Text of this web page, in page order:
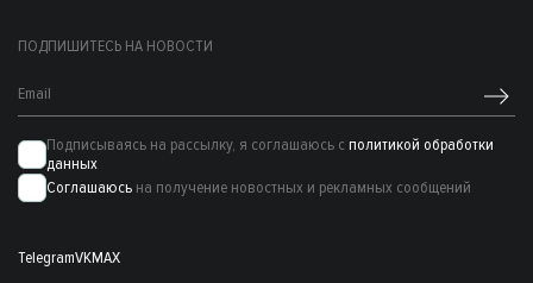
ПОДПИШИТЕСЬ НА НОВОСТИ
Подписываясь на рассылку, я соглашаюсь с политикой обработки
данных
Соглашаюсь на получение новостных и рекламных сообщений
TelegramVKMAX